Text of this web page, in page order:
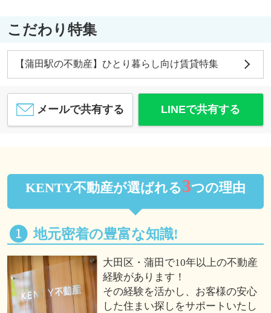
こだわり特集
【蒲田駅の不動産】ひとり暮らし向け賃貸特集
メールで共有する LINEで共有する
KENTY不動産が選ばれる3つの理由
地元密着の豊富な知識!
大田区・蒲田で10年以上の不動産
経験があります！
その経験を活かし、お客様の安心
した住まい探しをサポートいたし